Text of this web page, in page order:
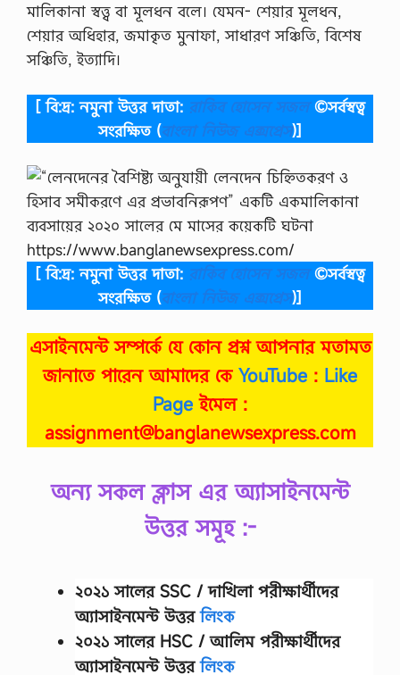
…
মালিকানা স্বত্ত্ব বা মূলধন বলে। যেমন- শেয়ার মূলধন,
শেয়ার অধিহার, জমাকৃত মুনাফা, সাধারণ সঞ্চিতি, বিশেষ
সঞ্চিতি, ইত্যাদি।
[ বি:দ্র: নমুনা উত্তর দাতা: রাকিব হোসেন সজল©সর্বস্বত্ব
সংরক্ষিত (বাংলা নিউজ এক্সপ্রেস)]
[ বি:দ্র: নমুনা উত্তর দাতা: রাকিব হোসেন সজল©সর্বস্বত্ব
সংরক্ষিত (বাংলা নিউজ এক্সপ্রেস)]
এসাইনমেন্ট সম্পর্কে যে কোন প্রশ্ন আপনার মতামত
জানাতে পারেন আমাদের কে YouTube : Like
Page ইমেল :
assignment@banglanewsexpress.com
অন্য সকল ক্লাস এর অ্যাসাইনমেন্ট
উত্তর সমূহ :-
২০২১ সালের SSC / দাখিলা পরীক্ষার্থীদের
অ্যাসাইনমেন্ট উত্তরলিংক
২০২১ সালের HSC / আলিম পরীক্ষার্থীদের
অ্যাসাইনমেন্ট উত্তরলিংক